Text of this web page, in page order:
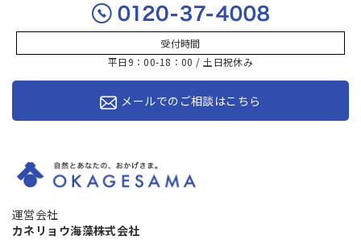
受付時間
平日9：00-18：00 / 土日祝休み
メールでのご相談はこちら
運営会社
カネリョウ海藻株式会社